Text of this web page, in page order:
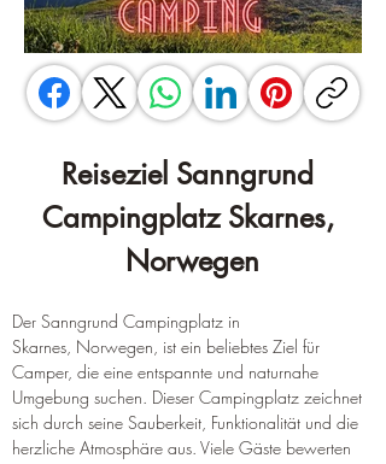
Reiseziel Sanngrund
Campingplatz Skarnes,
Norwegen
Der Sanngrund Campingplatz in
Skarnes, Norwegen, ist ein beliebtes Ziel für
Camper, die eine entspannte und naturnahe
Umgebung suchen. Dieser Campingplatz zeichnet
sich durch seine Sauberkeit, Funktionalität und die
herzliche Atmosphäre aus. Viele Gäste bewerten